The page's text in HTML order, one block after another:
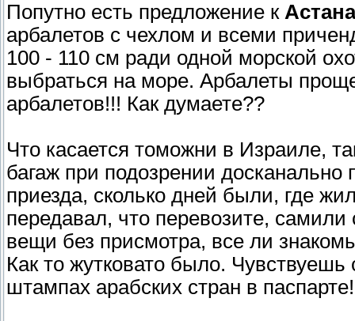
Попутно есть предложение к
арбалетов с чехлом и всеми
100 - 110 см ради одной морской
выбраться на море. Арбалеты
арбалетов!!! Как думаете??
Что касается томожни в Израиле,
багаж при подозрении
приезда, сколько дней были, где
передавал, что перевозите,
вещи без присмотра, все ли
Как то жутковато было.
штампах арабских стран в